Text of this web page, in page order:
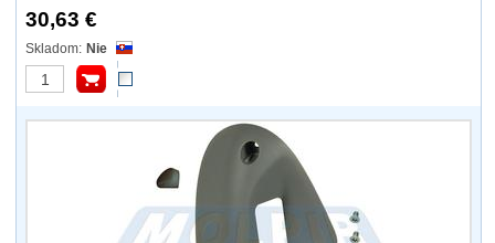
30,63 €
Nie